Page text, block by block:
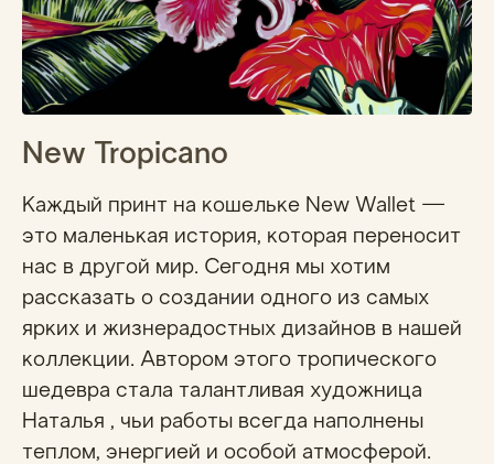
New Tropicano
Каждый принт на кошельке New Wallet —
это маленькая история, которая переносит
нас в другой мир. Сегодня мы хотим
рассказать о создании одного из самых
ярких и жизнерадостных дизайнов в нашей
коллекции. Автором этого тропического
шедевра стала талантливая художница
Наталья , чьи работы всегда наполнены
теплом, энергией и особой атмосферой.